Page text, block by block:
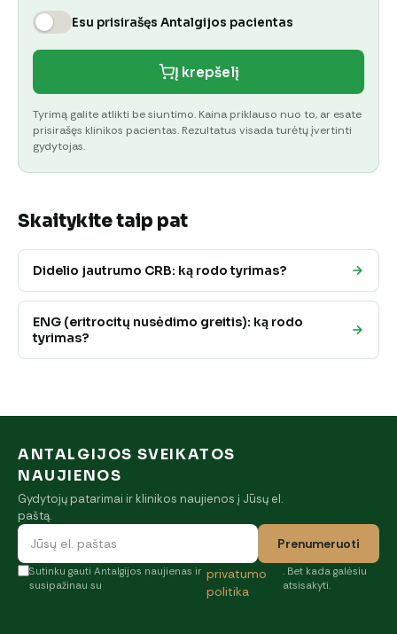
Esu prisirašęs Antalgijos pacientas
Į krepšelį
Tyrimą galite atlikti be siuntimo. Kaina priklauso nuo to, ar esate
prisirašęs klinikos pacientas. Rezultatus visada turėtų įvertinti
gydytojas.
Skaitykite taip pat
Didelio jautrumo CRB: ką rodo tyrimas?
ENG (eritrocitų nusėdimo greitis): ką rodo
tyrimas?
ANTALGIJOS SVEIKATOS
NAUJIENOS
Gydytojų patarimai ir klinikos naujienos į Jūsų el.
paštą.
Prenumeruoti
Sutinku gauti Antalgijos naujienas ir
susipažinau su
privatumo
politika
. Bet kada galėsiu
atsisakyti.